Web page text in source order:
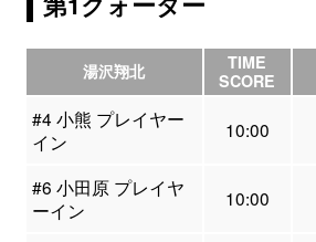
湯沢翔北
TIME
SCORE
#4 小熊 プレイヤー
イン
10:00
#6 小田原 プレイヤ
ーイン
10:00